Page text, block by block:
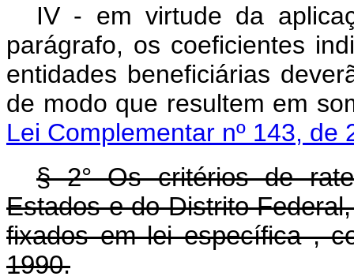
IV - em virtude da
parágrafo, os coeficientes
entidades beneficiárias
de modo que resultem em
Lei Complementar nº 143, de
§ 2° Os critérios de
Estados e do Distrito
fixados em lei específica ,
1990.